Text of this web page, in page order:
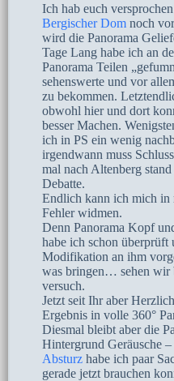
Ich hab euch
Bergischer Dom noch
wird die Panorama
Tage Lang habe ich an
Panorama Teilen
sehenswerte und vor
zu bekommen.
obwohl hier und dort
besser Machen.
ich in PS ein wenig
irgendwann muss
mal nach Altenberg
Debatte.
Endlich kann ich mich in
Fehler widmen.
Denn Panorama Kopf
habe ich schon überprüft
Modifikation an ihm
was bringen… sehen wir
versuch.
Jetzt seit Ihr aber
Ergebnis in volle 360°
Diesmal bleibt aber die
Hintergrund Geräusche
Absturz habe ich paar
gerade jetzt brauchen